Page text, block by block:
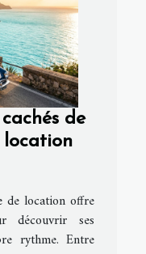
de
location
de location offre
découvrir ses
rythme. Entre